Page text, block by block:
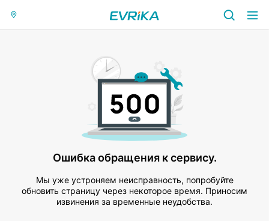
Ошибка обращения к сервису.
Мы уже устроняем неисправность, попробуйте
обновить страницу через некоторое время. Приносим
извинения за временные неудобства.